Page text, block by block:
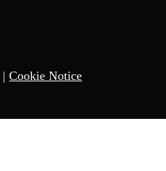
|Cookie Notice